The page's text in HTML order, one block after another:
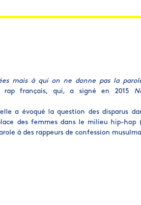
mais à qui on ne donne pas la
rap français, qui, a signé en 2015
a évoqué la question des disparus
des femmes dans le milieu hip-hop (
à des rappeurs de confession